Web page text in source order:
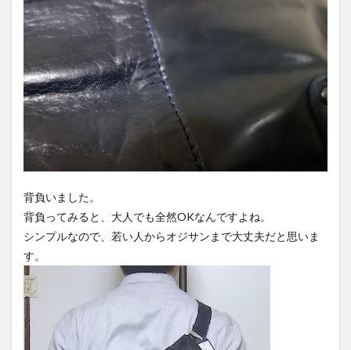
背負いました。
背負ってみると、大人でも全然OKなんですよね。
シンプルなので、若い人からオジサンまで大丈夫だと思いま
す。